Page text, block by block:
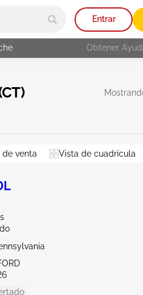
Entrar
Obtener
Rhode Island Restablecer
de venta Vista de cuadrícula